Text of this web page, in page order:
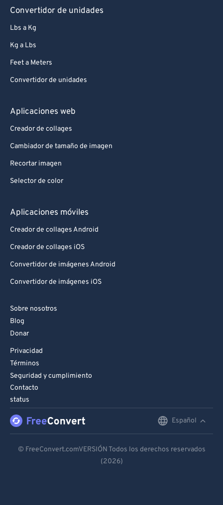
Convertidor de unidades
Lbs a Kg
Kg a Lbs
Feet a Meters
Convertidor de unidades
Aplicaciones web
Creador de collages
Cambiador de tamaño de imagen
Recortar imagen
Selector de color
Aplicaciones móviles
Creador de collages Android
Creador de collages iOS
Convertidor de imágenes Android
Convertidor de imágenes iOS
Sobre nosotros
Blog
Donar
Privacidad
Términos
Seguridad y cumplimiento
Contacto
status
Español
Español
© FreeConvert.comVERSIÓN Todos los derechos reservados
(2026)